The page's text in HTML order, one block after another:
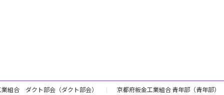
組合 ダクト部会（ダクト部会） 京都府板金工業組合 青年部（青年部）